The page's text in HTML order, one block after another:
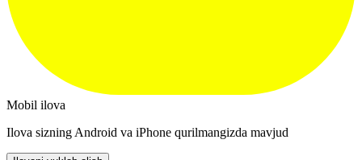
Mobil ilova
Ilova sizning Android va iPhone qurilmangizda mavjud